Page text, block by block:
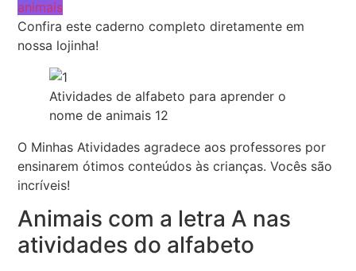
animais
Confira este caderno completo diretamente em
nossa lojinha!
Atividades de alfabeto para aprender o
nome de animais 12
O Minhas Atividades agradece aos professores por
ensinarem ótimos conteúdos às crianças. Vocês são
incríveis!
Animais com a letra A nas
atividades do alfabeto